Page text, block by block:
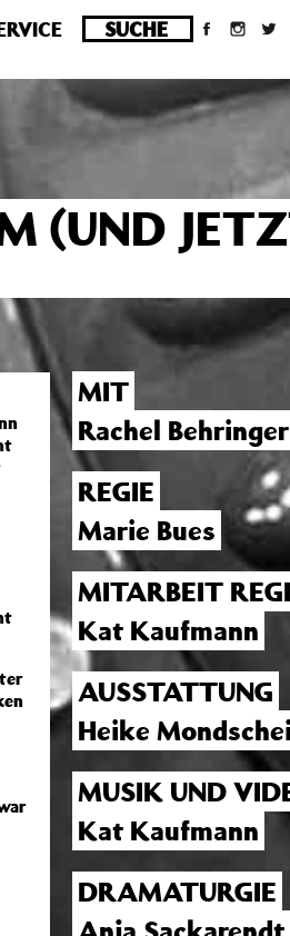
in
/homepages/10/
(UND
MIT
Rachel Behringer
REGIE
Marie Bues
MITARBEIT
Kat Kaufmann
AUSSTATTUNG
Heike
MUSIK UND
Kat Kaufmann
DRAMATURGIE